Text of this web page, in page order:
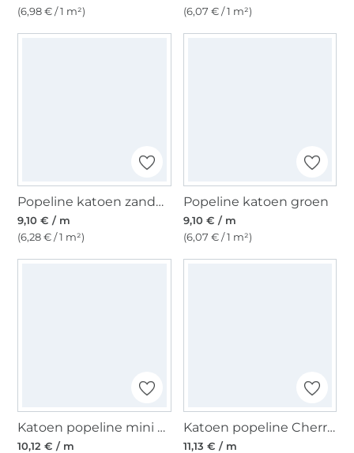
(6,98 € / 1 m²)
(6,07 € / 1 m²)
Popeline katoen zandkleurig
9,10 € / m
(6,28 € / 1 m²)
Popeline katoen groen
9,10 € / m
(6,07 € / 1 m²)
Katoen popeline mini hearts, rosé
10,12 € / m
Katoen popeline Cherries, lichtpetrol
11,13 € / m